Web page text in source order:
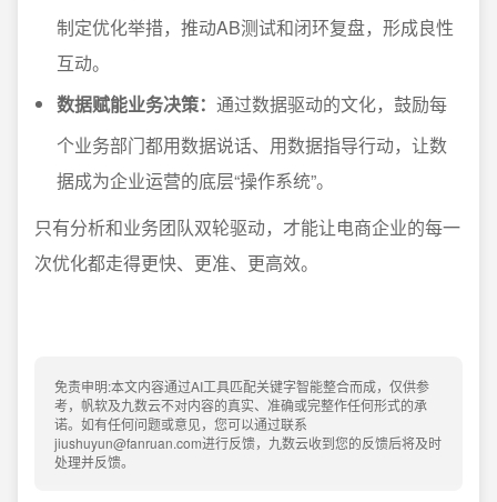
制定优化举措，推动AB测试和闭环复盘，形成良性
互动。
数据赋能业务决策： 通过数据驱动的文化，鼓励每
个业务部门都用数据说话、用数据指导行动，让数
据成为企业运营的底层“操作系统”。
只有分析和业务团队双轮驱动，才能让电商企业的每一
次优化都走得更快、更准、更高效。
免责申明:本文内容通过AI工具匹配关键字智能整合而成，仅供参
考，帆软及九数云不对内容的真实、准确或完整作任何形式的承
诺。如有任何问题或意见，您可以通过联系
jiushuyun@fanruan.com进行反馈，九数云收到您的反馈后将及时
处理并反馈。